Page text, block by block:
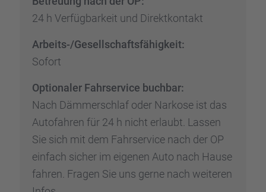
24 h Verfüg­bar­keit und Direkt­kon­takt
Arbeits-/Gesell­schafts­fä­hig­keit:
Sofort
Optio­na­ler Fahrser­vice buchbar:
Nach Dämmer­schlaf oder Narkose ist das
Autofah­ren für 24 h nicht erlaubt. Lassen
Sie sich mit dem Fahrser­vice nach der OP
einfach sicher im eigenen Auto nach Hause
fahren. Fragen Sie uns gerne nach weite­ren